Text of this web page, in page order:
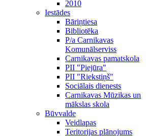
2010
Iestādes
Bāriņtiesa
Bibliotēka
P/a Carnikavas
Komunālserviss
Carnikavas pamatskola
PII "Piejūra"
PII "Riekstiņš"
Sociālais dienests
Carnikavas Mūzikas un
mākslas skola
Būvvalde
Veidlapas
Teritorijas plānojums